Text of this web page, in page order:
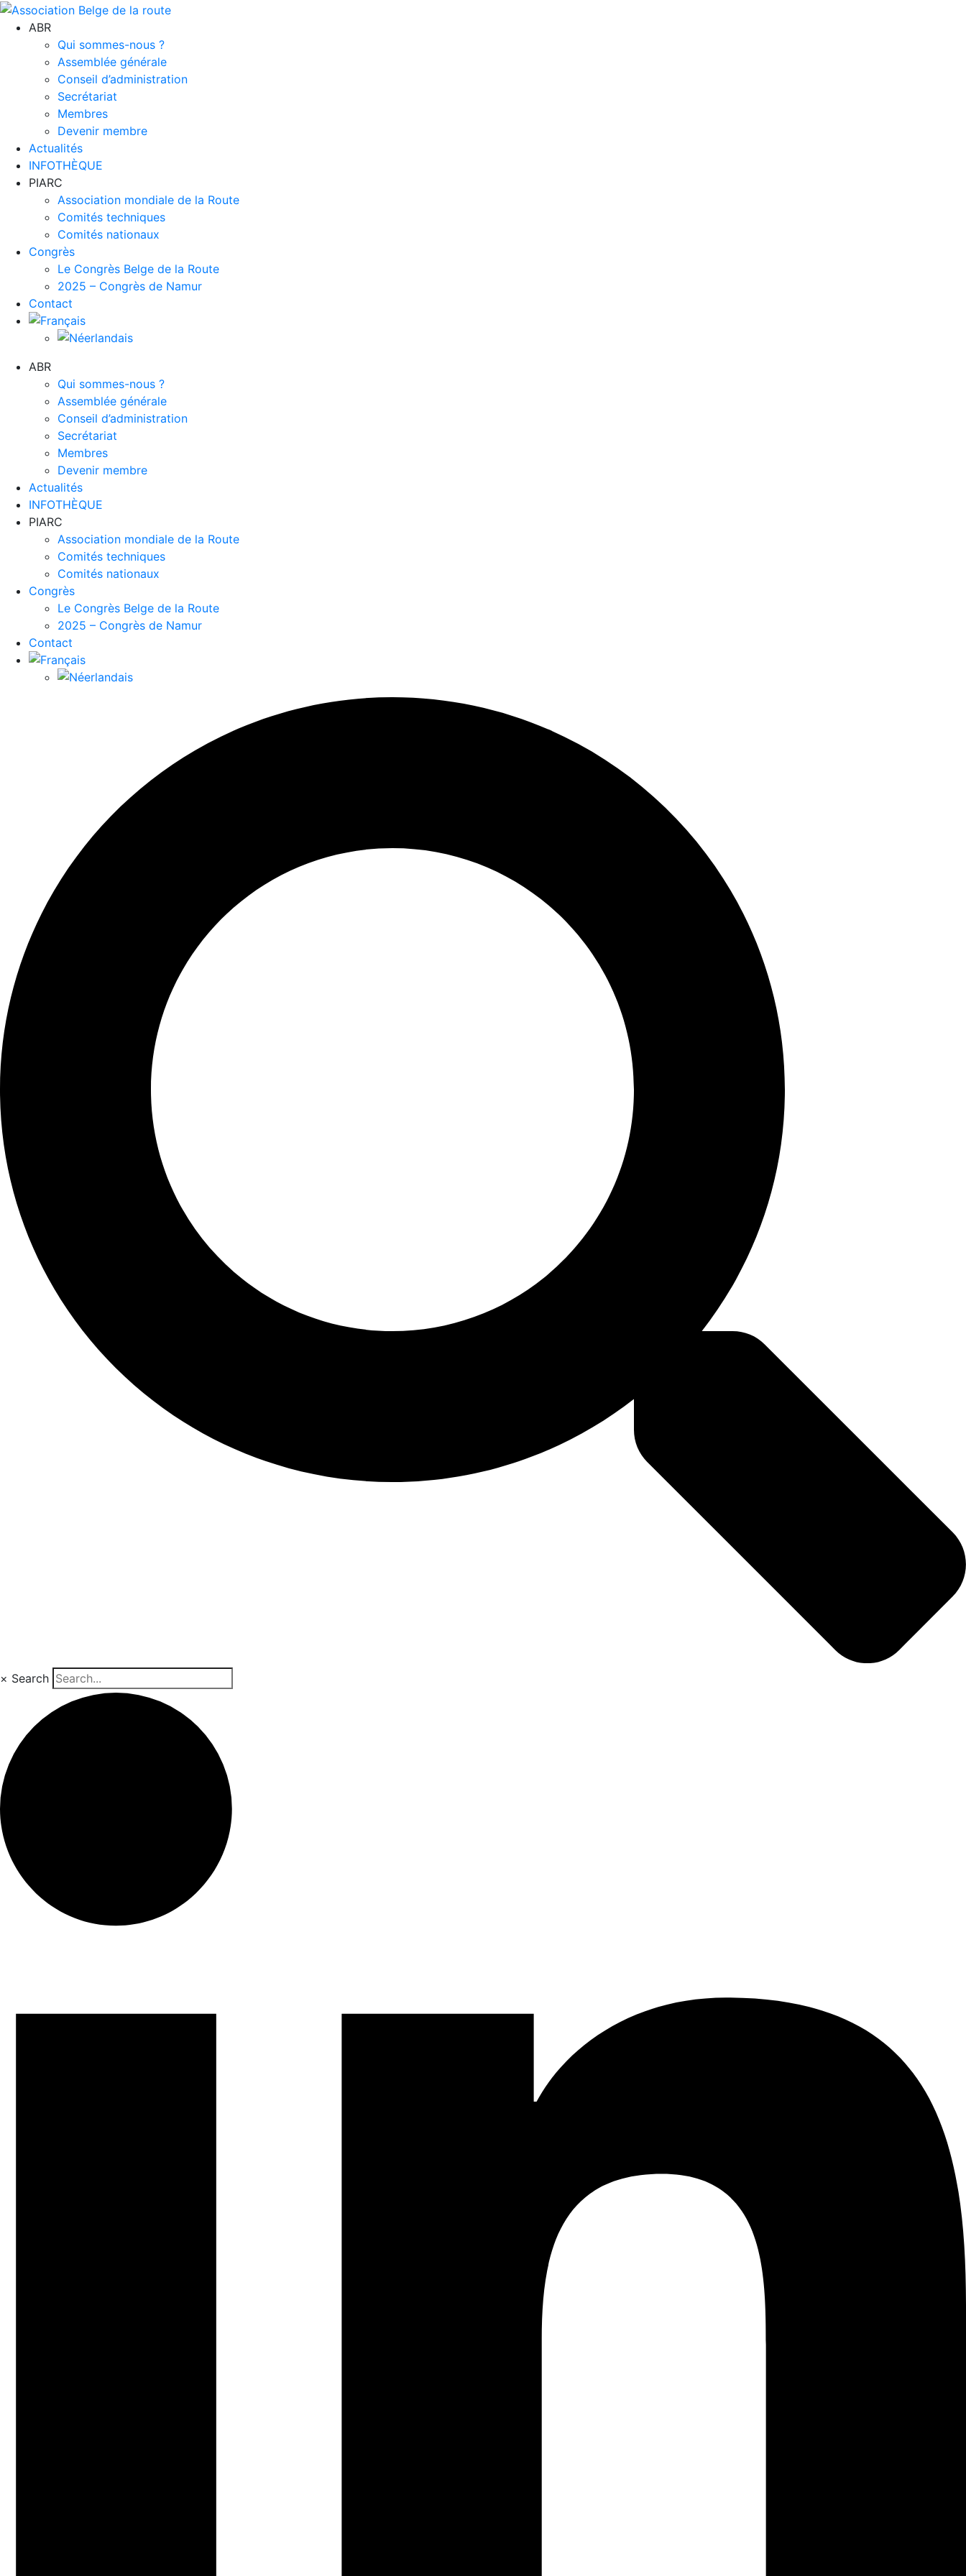
ABR
Qui sommes-nous ?
Assemblée générale
Conseil d’administration
Secrétariat
Membres
Devenir membre
Actualités
INFOTHÈQUE
PIARC
Association mondiale de la Route
Comités techniques
Comités nationaux
Congrès
Le Congrès Belge de la Route
2025 – Congrès de Namur
Contact
ABR
Qui sommes-nous ?
Assemblée générale
Conseil d’administration
Secrétariat
Membres
Devenir membre
Actualités
INFOTHÈQUE
PIARC
Association mondiale de la Route
Comités techniques
Comités nationaux
Congrès
Le Congrès Belge de la Route
2025 – Congrès de Namur
Contact
× Search